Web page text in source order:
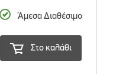
Άμεσα Διαθέσιμο
Στο καλάθι